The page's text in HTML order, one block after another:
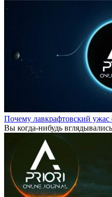
Почему лавкрафтовский ужас
Вы когда-нибудь